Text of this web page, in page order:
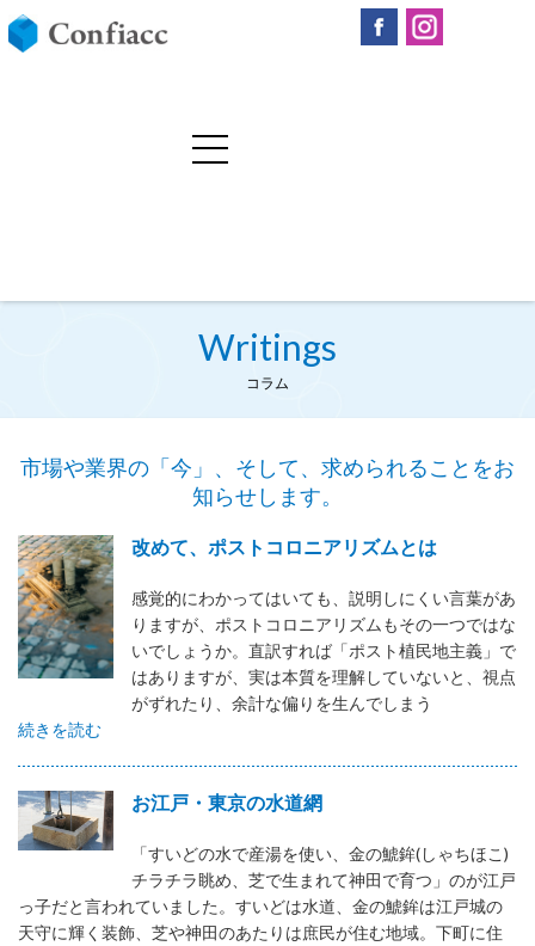
Writings
コラム
市場や業界の「今」、そして、求められることをお
知らせします。
改めて、ポストコロニアリズムとは
感覚的にわかってはいても、説明しにくい言葉があ
りますが、ポストコロニアリズムもその一つではな
いでしょうか。直訳すれば「ポスト植民地主義」で
はありますが、実は本質を理解していないと、視点
がずれたり、余計な偏りを生んでしまう
続きを読む
お江戸・東京の水道網
「すいどの水で産湯を使い、金の鯱鉾(しゃちほこ)
チラチラ眺め、芝で生まれて神田で育つ」のが江戸
っ子だと言われていました。すいどは水道、金の鯱鉾は江戸城の
天守に輝く装飾、芝や神田のあたりは庶民が住む地域。下町に住